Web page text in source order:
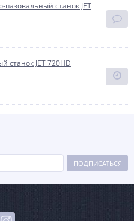
станок JET
станок JET 720HD
ПОДПИСАТЬСЯ